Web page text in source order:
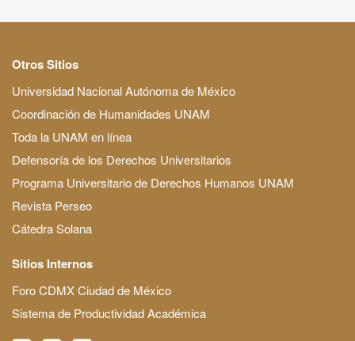
Otros Sitios
Universidad Nacional Autónoma de México
Coordinación de Humanidades UNAM
Toda la UNAM en línea
Defensoría de los Derechos Universitarios
Programa Universitario de Derechos Humanos UNAM
Revista Perseo
Cátedra Solana
Sitios Internos
Foro CDMX Ciudad de México
Sistema de Productividad Académica